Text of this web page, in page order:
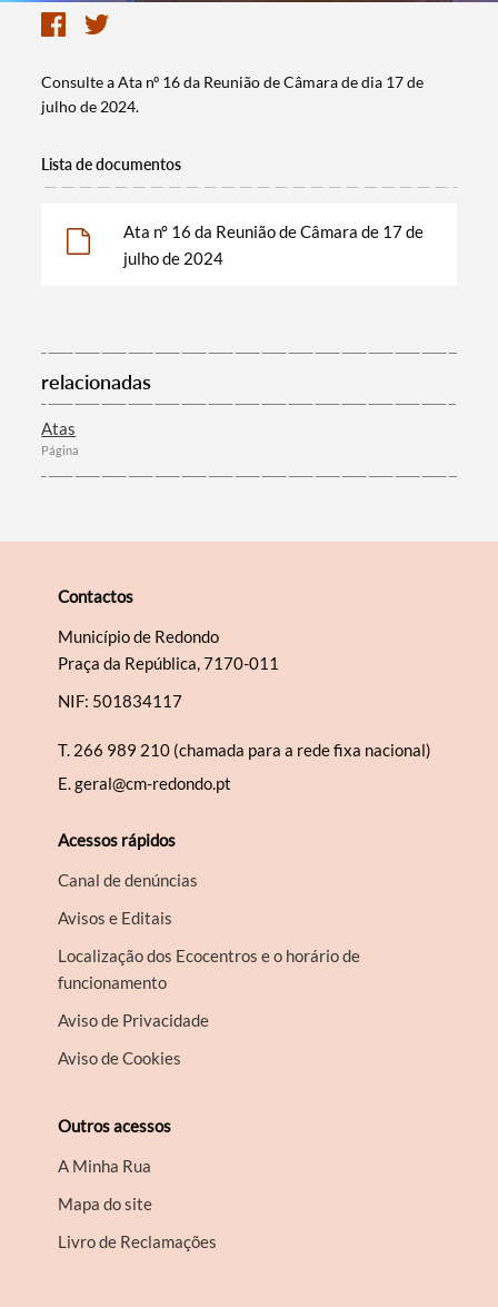
Categorias gerais
Consulte a Ata nº 16 da Reunião de Câmara de dia 17 de
julho de 2024.
Lista de documentos
Ata nº 16 da Reunião de Câmara de 17 de
julho de 2024
relacionadas
Atas
Página
Contactos
Município de Redondo
Praça da República, 7170-011
NIF: 501834117
T. 266 989 210 (chamada para a rede fixa nacional)
E.geral@cm-redondo.pt
Acessos rápidos
Canal de denúncias
Avisos e Editais
Localização dos Ecocentros e o horário de
funcionamento
Aviso de Privacidade
Aviso de Cookies
Outros acessos
A Minha Rua
Mapa do site
Livro de Reclamações